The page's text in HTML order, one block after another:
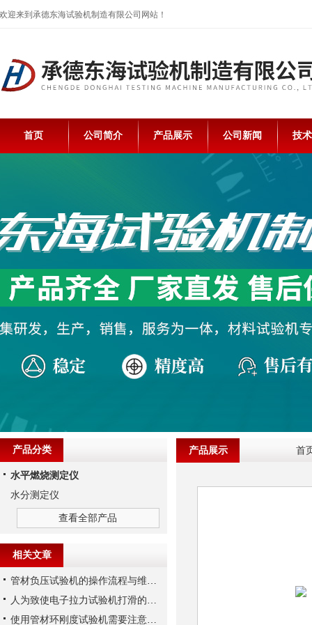
欢迎来到承德东海试验机制造有限公司网站！
首页 公司简介 产品展示 公司新闻 技
产品展示 首
产品分类
水平燃烧测定仪
水分测定仪
查看全部产品
相关文章
管材负压试验机的操作流程与维护建议
人为致使电子拉力试验机打滑的三个原因解析
使用管材环刚度试验机需要注意的细节有哪些？